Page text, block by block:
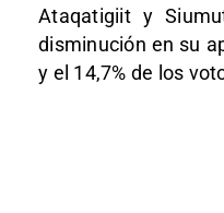
Ataqatigiit y
disminución en su
y el 14,7% de los